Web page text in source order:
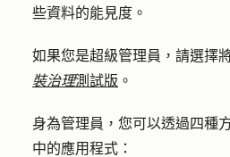
些資料的能見度。
如果您是超級管理員，請選擇
裝治理測試版 。
身為管理員，您可以透過四種
中的應用程式：